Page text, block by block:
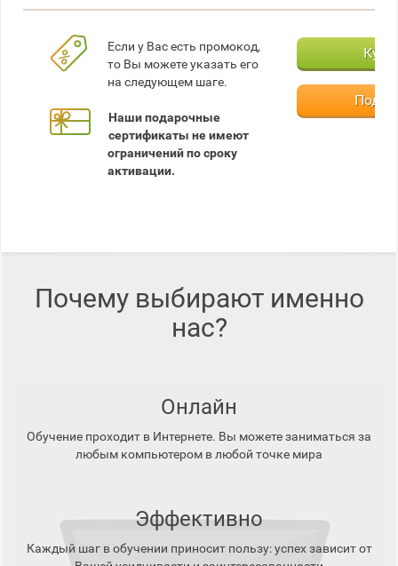
Если у Вас есть промокод,
то Вы можете указать его
на следующем шаге.
Наши подарочные
сертификаты не имеют
ограничений по сроку
активации.
Почему выбирают именно
нас?
Онлайн
Обучение проходит в Интернете. Вы можете заниматься за
любым компьютером в любой точке мира
Эффективно
Каждый шаг в обучении приносит пользу: успех зависит от